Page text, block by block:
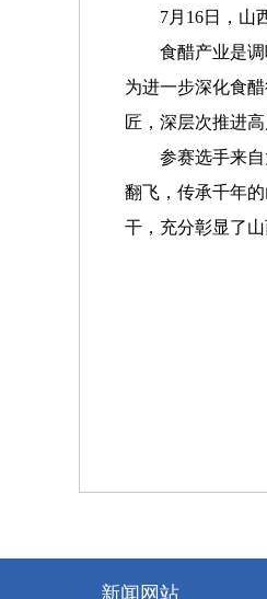
7月16日，山
食醋产业是调味
为进一步深化食
匠，深层次推进
参赛选手来自太
翻飞，传承千年
干，充分彰显了
新闻网站